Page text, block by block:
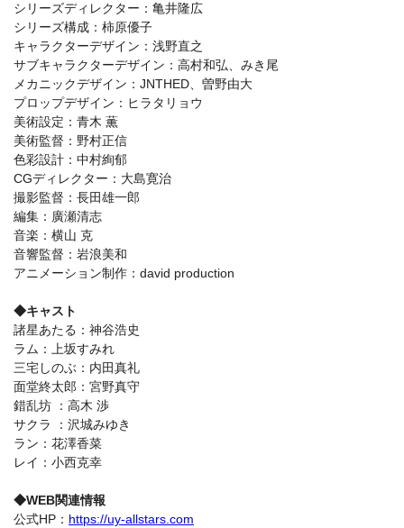
シリーズディレクター：亀井隆広
シリーズ構成：柿原優子
キャラクターデザイン：浅野直之
サブキャラクターデザイン：高村和弘、みき尾
メカニックデザイン：JNTHED、曽野由大
プロップデザイン：ヒラタリョウ
美術設定：青木 薫
美術監督：野村正信
色彩設計：中村絢郁
CGディレクター：大島寛治
撮影監督：長田雄一郎
編集：廣瀬清志
音楽：横山 克
音響監督：岩浪美和
アニメーション制作：david production
◆キャスト
諸星あたる：神谷浩史
ラム：上坂すみれ
三宅しのぶ：内田真礼
面堂終太郎：宮野真守
錯乱坊 ：高木 渉
サクラ ：沢城みゆき
ラン：花澤香菜
レイ：小西克幸
◆WEB関連情報
公式HP： https://uy-allstars.com